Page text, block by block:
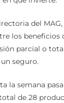
del MAG,
los beneficios
parcial o
seguro.
la semana
de 28